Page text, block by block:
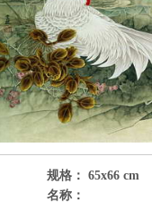
规格： 65x66 cm
名称：